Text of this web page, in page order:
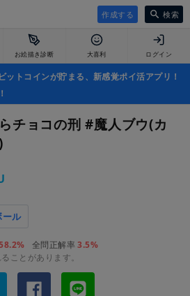
作成する 検索
お絵描き診断 大喜利 ログイン
トコインが貯まる、新感覚ポイ活アプリ！
！
チョコの刑 #魔人ブウ(カ
ール
全問正解率3.5%
ことがあります。